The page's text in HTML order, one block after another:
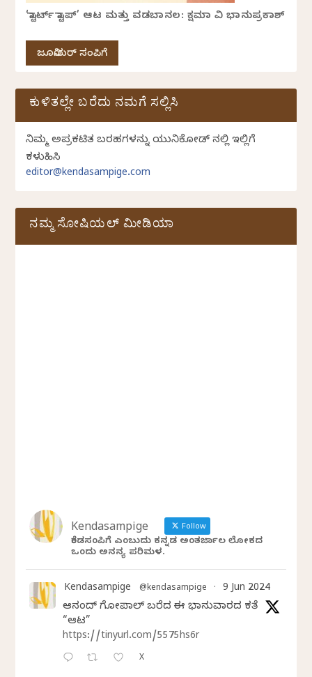
‘ಸ್ಟಾರ್ಟ್ ಸ್ಟಾಪ್’ ಆಟ ಮತ್ತು ವಡಬಾನಲ: ಕ್ಷಮಾ ವಿ ಭಾನುಪ್ರಕಾಶ್
ಜೂನಿಯರ್ ಸಂಪಿಗೆ
ಕುಳಿತಲ್ಲೇ ಬರೆದು ನಮಗೆ ಸಲ್ಲಿಸಿ
ನಿಮ್ಮ ಅಪ್ರಕಟಿತ ಬರಹಗಳನ್ನು ಯುನಿಕೋಡ್ ನಲ್ಲಿ ಇಲ್ಲಿಗೆ
ಕಳುಹಿಸಿ
editor@kendasampige.com
ನಮ್ಮ ಸೋಷಿಯಲ್‌ ಮೀಡಿಯಾ
Kendasampige Follow
ಕೆಂಡಸಂಪಿಗೆ ಎಂಬುದು ಕನ್ನಡ ಅಂತರ್ಜಾಲ ಲೋಕದ
ಒಂದು ಅನನ್ಯ ಪರಿಮಳ.
Kendasampige @kendasampige · 9 Jun 2024
ಆನಂದ್‌ ಗೋಪಾಲ್‌ ಬರೆದ ಈ ಭಾನುವಾರದ ಕತೆ
“ಆಟ”
https://tinyurl.com/5575hs6r
X